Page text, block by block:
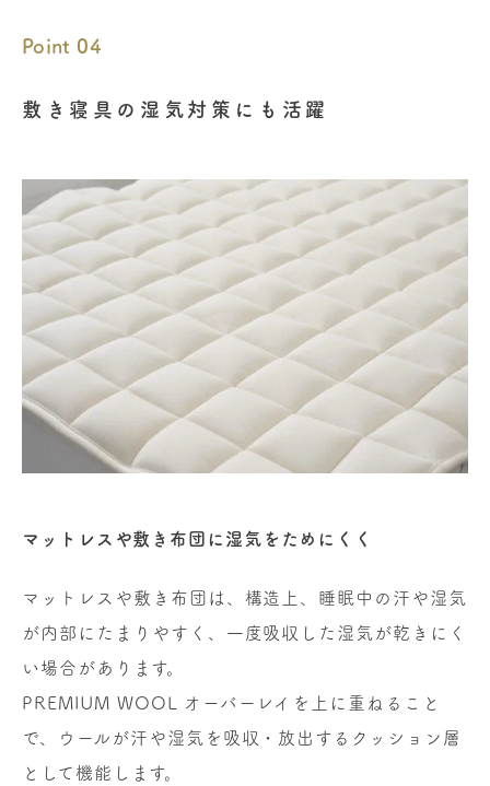
Point 04
敷き寝具の湿気対策にも活躍
マットレスや敷き布団に湿気をためにくく
マットレスや敷き布団は、構造上、睡眠中の汗や湿気
が内部にたまりやすく、一度吸収した湿気が乾きにく
い場合があります。
PREMIUM WOOL オーバーレイを上に重ねること
で、ウールが汗や湿気を吸収・放出するクッション層
として機能します。